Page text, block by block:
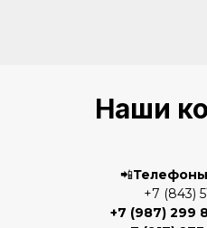
Наши
📲Телефоны
+7 (843)
+7 (987) 299